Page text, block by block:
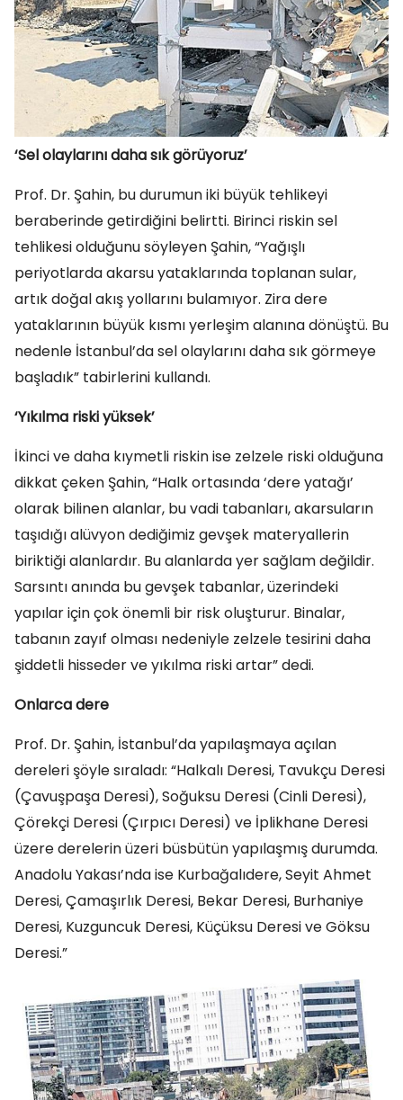
‘Sel olaylarını daha sık görüyoruz’
Prof. Dr. Şahin, bu durumun iki büyük tehlikeyi
beraberinde getirdiğini belirtti. Birinci riskin sel
tehlikesi olduğunu söyleyen Şahin, “Yağışlı
periyotlarda akarsu yataklarında toplanan sular,
artık doğal akış yollarını bulamıyor. Zira dere
yataklarının büyük kısmı yerleşim alanına dönüştü. Bu
nedenle İstanbul’da sel olaylarını daha sık görmeye
başladık” tabirlerini kullandı.
‘Yıkılma riski yüksek’
İkinci ve daha kıymetli riskin ise zelzele riski olduğuna
dikkat çeken Şahin, “Halk ortasında ‘dere yatağı’
olarak bilinen alanlar, bu vadi tabanları, akarsuların
taşıdığı alüvyon dediğimiz gevşek materyallerin
biriktiği alanlardır. Bu alanlarda yer sağlam değildir.
Sarsıntı anında bu gevşek tabanlar, üzerindeki
yapılar için çok önemli bir risk oluşturur. Binalar,
tabanın zayıf olması nedeniyle zelzele tesirini daha
şiddetli hisseder ve yıkılma riski artar” dedi.
Onlarca dere
Prof. Dr. Şahin, İstanbul’da yapılaşmaya açılan
dereleri şöyle sıraladı: “Halkalı Deresi, Tavukçu Deresi
(Çavuşpaşa Deresi), Soğuksu Deresi (Cinli Deresi),
Çörekçi Deresi (Çırpıcı Deresi) ve İplikhane Deresi
üzere derelerin üzeri büsbütün yapılaşmış durumda.
Anadolu Yakası’nda ise Kurbağalıdere, Seyit Ahmet
Deresi, Çamaşırlık Deresi, Bekar Deresi, Burhaniye
Deresi, Kuzguncuk Deresi, Küçüksu Deresi ve Göksu
Deresi.”